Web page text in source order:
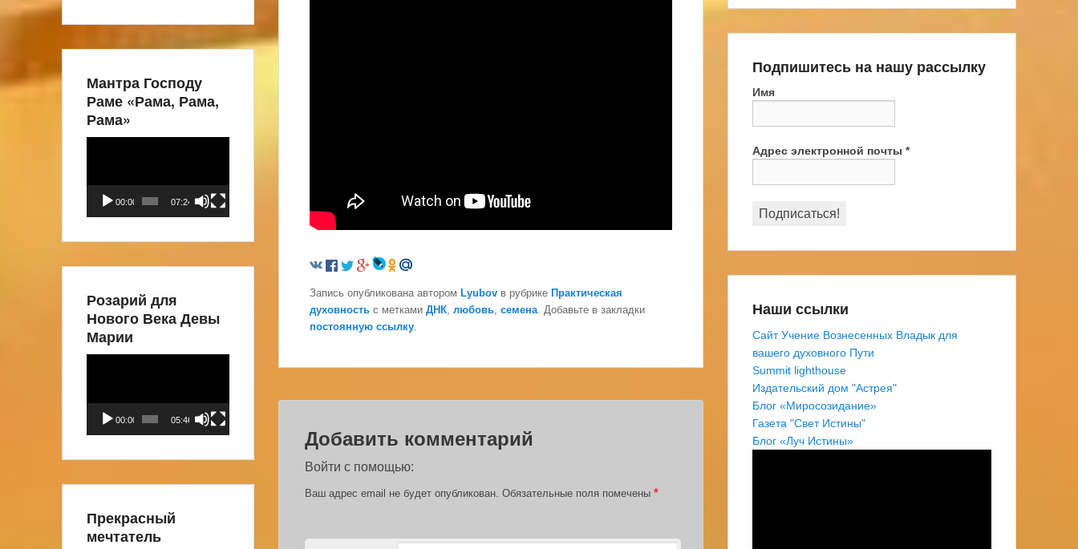
Запись опубликована автором Lyubov в рубрике Практическая
духовность с метками ДНК, любовь, семена. Добавьте в закладки
постоянную ссылку.
Добавить комментарий
Войти с помощью:
Ваш адрес email не будет опубликован. Обязательные поля помечены *
Подпишитесь на нашу рассылку
Имя
Адрес электронной почты *
Наши ссылки
Сайт Учение Вознесенных Владык для
вашего духовного Пути
Summit lighthouse
Издательский дом "Астрея"
Блог «Миросозидание»
Газета "Свет Истины"
Блог «Луч Истины»
Мантра Господу
Раме «Рама, Рама,
Рама»
00:00 07:24
Розарий для
Нового Века Девы
Марии
00:00 05:46
Прекрасный
мечтатель